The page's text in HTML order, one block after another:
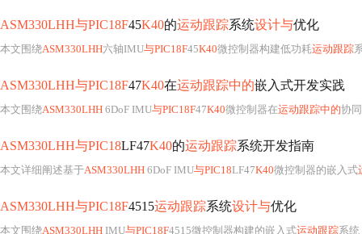
ASM330LHH与PIC18F45K40的运动跟踪系统设计与优化
本文围绕ASM330LHH六轴IMU与PIC18F45K40微控制器构建低功耗运动跟踪
ASM330LHH与PIC18F47K40在运动跟踪中的嵌入式开发实践
本文围绕ASM330LHH 6DoF IMU与PIC18F47K40微控制器在运动跟踪中的协
ASM330LHH与PIC18LF47K40的运动跟踪系统开发指南
本文详细阐述基于ASM330LHH 6DoF IMU与PIC18LF47K40微控制器的嵌入式
ASM330LHH与PIC18F4515运动跟踪系统设计与优化
本文围绕ASM330LHH IMU与PIC18F4515微控制器构建的嵌入式运动跟踪系